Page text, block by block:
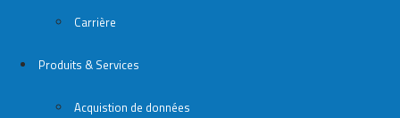
Carrière
Produits & Services
Acquistion de données